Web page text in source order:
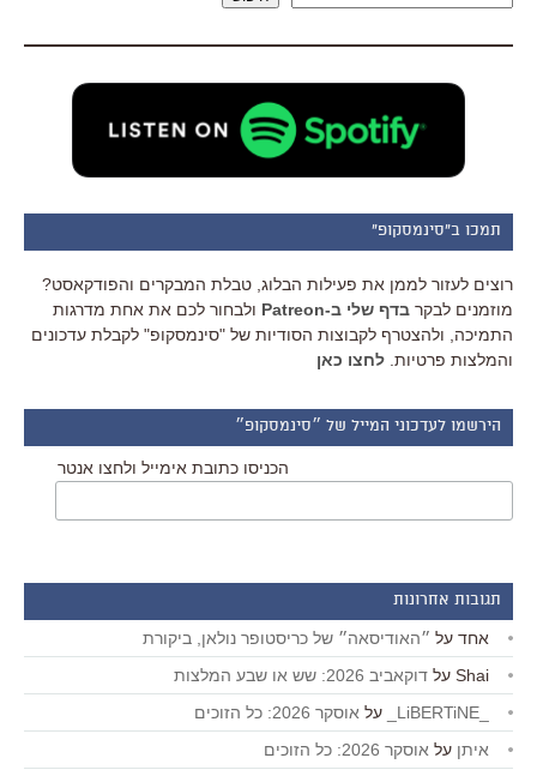
תמכו ב"סינמסקופ"
רוצים לעזור לממן את פעילות הבלוג, טבלת המבקרים והפודקאסט?
מוזמנים לבקר בדף שלי ב-Patreon
ולבחור לכם את אחת מדרגות
התמיכה, ולהצטרף לקבוצות הסודיות של "סינמסקופ" לקבלת עדכונים
והמלצות פרטיות. לחצו כאן
הירשמו לעדכוני המייל של ״סינמסקופ״
הכניסו כתובת אימייל ולחצו אנטר
תגובות אחרונות
אחד על ״האודיסאה״ של כריסטופר נולאן, ביקורת
Shai על דוקאביב 2026: שש או שבע המלצות
על אוסקר 2026: כל הזוכים
איתן על אוסקר 2026: כל הזוכים